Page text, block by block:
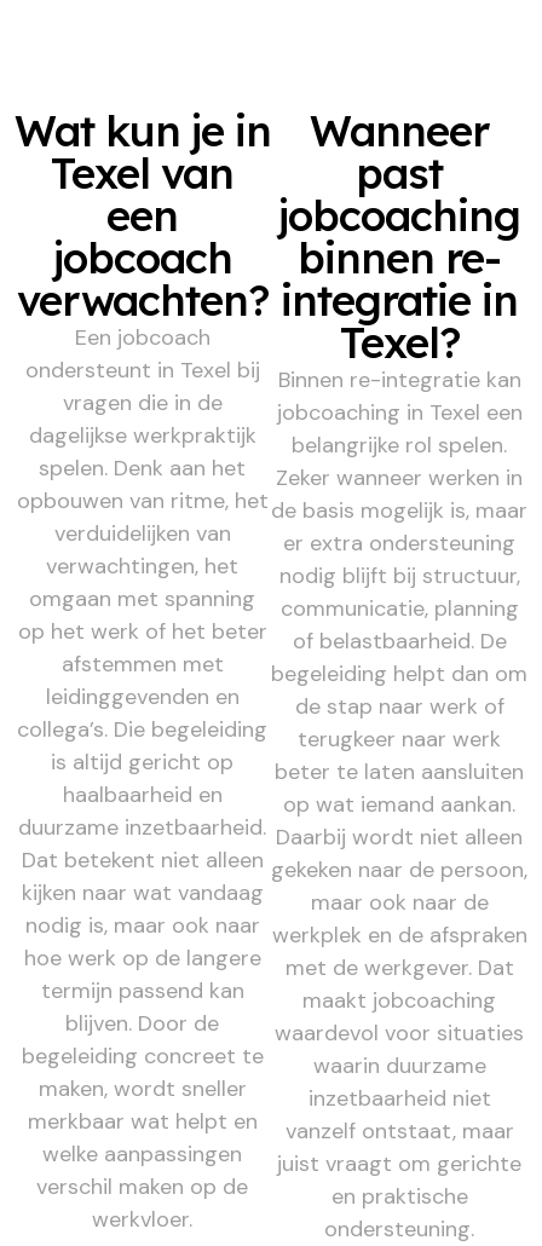
Wat kun je in
Texel van
een
jobcoach
verwachten?
Een jobcoach
ondersteunt in Texel bij
vragen die in de
dagelijkse werkpraktijk
spelen. Denk aan het
opbouwen van ritme, het
verduidelijken van
verwachtingen, het
omgaan met spanning
op het werk of het beter
afstemmen met
leidinggevenden en
collega’s. Die begeleiding
is altijd gericht op
haalbaarheid en
duurzame inzetbaarheid.
Dat betekent niet alleen
kijken naar wat vandaag
nodig is, maar ook naar
hoe werk op de langere
termijn passend kan
blijven. Door de
begeleiding concreet te
maken, wordt sneller
merkbaar wat helpt en
welke aanpassingen
verschil maken op de
werkvloer.
Wanneer
past
jobcoaching
binnen re-
integratie in
Texel?
Binnen re-integratie kan
jobcoaching in Texel een
belangrijke rol spelen.
Zeker wanneer werken in
de basis mogelijk is, maar
er extra ondersteuning
nodig blijft bij structuur,
communicatie, planning
of belastbaarheid. De
begeleiding helpt dan om
de stap naar werk of
terugkeer naar werk
beter te laten aansluiten
op wat iemand aankan.
Daarbij wordt niet alleen
gekeken naar de persoon,
maar ook naar de
werkplek en de afspraken
met de werkgever. Dat
maakt jobcoaching
waardevol voor situaties
waarin duurzame
inzetbaarheid niet
vanzelf ontstaat, maar
juist vraagt om gerichte
en praktische
ondersteuning.